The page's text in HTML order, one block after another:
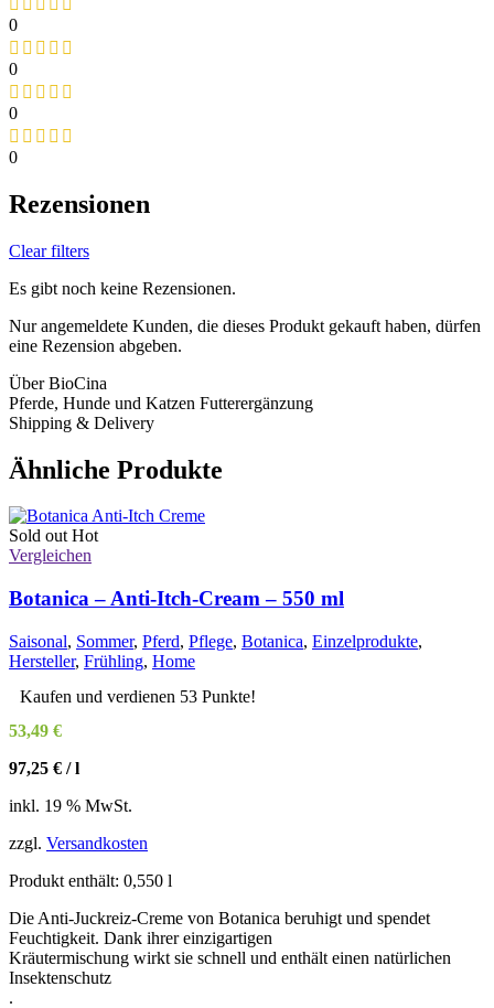
0
0
0
0
Rezensionen
Clear filters
Es gibt noch keine Rezensionen.
Nur angemeldete Kunden, die dieses Produkt gekauft haben, dürfen
eine Rezension abgeben.
Über BioCina
Pferde, Hunde und Katzen Futterergänzung
Shipping & Delivery
Ähnliche Produkte
Sold out Hot
Vergleichen
Botanica – Anti-Itch-Cream – 550 ml
Saisonal, Sommer, Pferd, Pflege, Botanica, Einzelprodukte,
Hersteller, Frühling, Home
Kaufen und verdienen 53 Punkte!
53,49 €
97,25 € /l
inkl. 19 % MwSt.
zzgl. Versandkosten
Produkt enthält: 0,550 l
Die Anti-Juckreiz-Creme von Botanica beruhigt und spendet
Feuchtigkeit. Dank ihrer einzigartigen
Kräutermischung wirkt sie schnell und enthält einen natürlichen
Insektenschutz
.